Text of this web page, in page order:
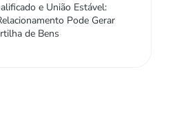
e União Estável:
Pode Gerar
de Bens